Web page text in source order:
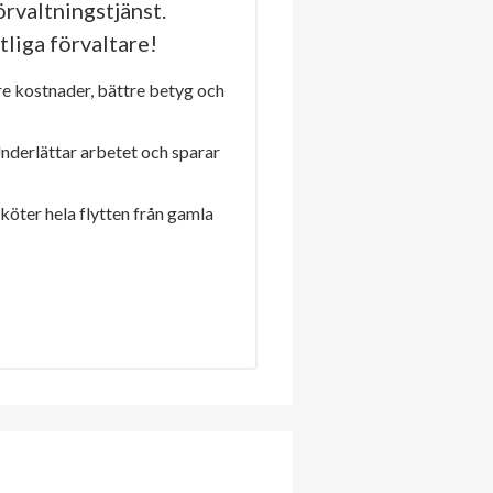
förvaltare!
kostnader, bättre betyg och
arbetet och sparar
hela flytten från gamla